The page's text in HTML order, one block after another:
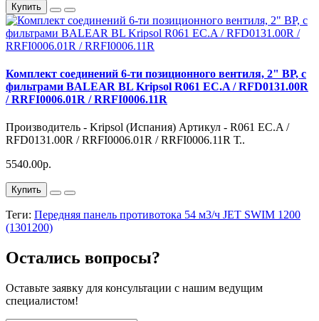
Купить
Комплект соединений 6-ти позиционного вентиля, 2" ВР, с
фильтрами BALEAR BL Kripsol R061 EC.A / RFD0131.00R
/ RRFI0006.01R / RRFI0006.11R
Производитель - Kripsol (Испания) Артикул - R061 EC.A /
RFD0131.00R / RRFI0006.01R / RRFI0006.11R Т..
5540.00р.
Купить
Теги: Передняя панель противотока 54 м3/ч JET SWIM 1200
(1301200)
Остались вопросы?
Оставьте заявку для консультации с нашим ведущим
специалистом!